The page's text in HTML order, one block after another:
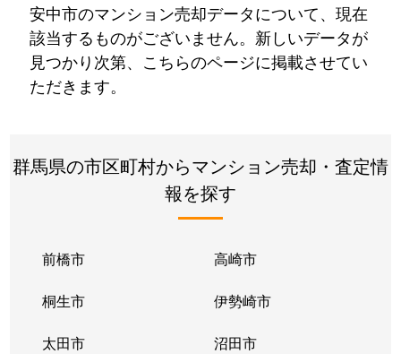
安中市のマンション売却データについて、現在
該当するものがございません。新しいデータが
見つかり次第、こちらのページに掲載させてい
ただきます。
群馬県の市区町村からマンション売却・査定情
報を探す
前橋市 高崎市
桐生市 伊勢崎市
太田市 沼田市